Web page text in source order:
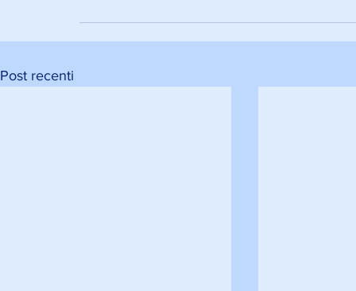
Post recenti